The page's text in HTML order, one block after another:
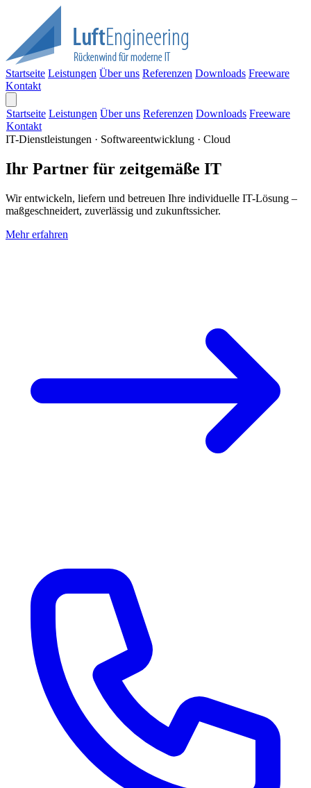
Startseite Leistungen Über uns Referenzen Downloads Freeware
Kontakt
Startseite Leistungen Über uns Referenzen Downloads Freeware
Kontakt
IT-Dienstleistungen · Softwareentwicklung · Cloud
Ihr Partner für zeitgemäße IT
Wir entwickeln, liefern und betreuen Ihre individuelle IT-Lösung –
maßgeschneidert, zuverlässig und zukunftssicher.
Mehr erfahren